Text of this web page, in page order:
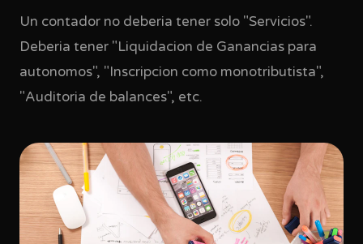
Un contador no deberia tener solo "Servicios".
Deberia tener "Liquidacion de Ganancias para
autonomos", "Inscripcion como monotributista",
"Auditoria de balances", etc.